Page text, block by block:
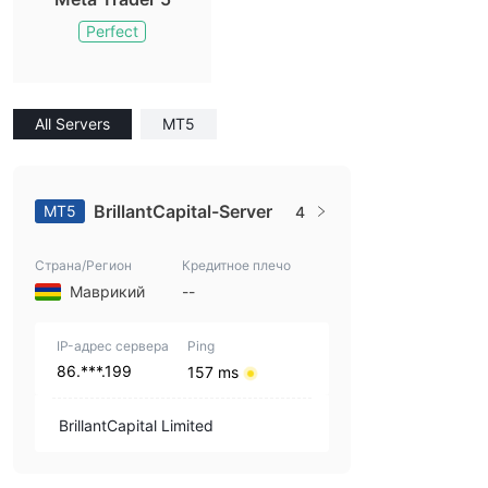
Perfect
All Servers MT5
MT5 BrillantCapital-Server 4
Страна/Регион
Маврикий
Кредитное плечо
--
IP-адрес сервера
86.***.199
Ping
157 ms
BrillantCapital Limited